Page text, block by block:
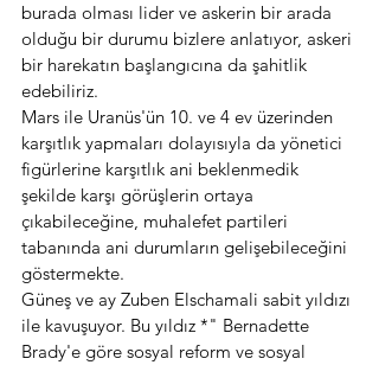
burada olması lider ve askerin bir arada
olduğu bir durumu bizlere anlatıyor, askeri
bir harekatın başlangıcına da şahitlik
edebiliriz.
Mars ile Uranüs'ün 10. ve 4 ev üzerinden
karşıtlık yapmaları dolayısıyla da yönetici
figürlerine karşıtlık ani beklenmedik
şekilde karşı görüşlerin ortaya
çıkabileceğine, muhalefet partileri
tabanında ani durumların gelişebileceğini
göstermekte.
Güneş ve ay Zuben Elschamali sabit yıldızı
ile kavuşuyor. Bu yıldız *" Bernadette
Brady'e göre sosyal reform ve sosyal